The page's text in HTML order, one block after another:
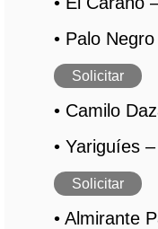
• Palo
Solicitar
• Camilo
• Yariguíes –
Solicitar
• Almirante